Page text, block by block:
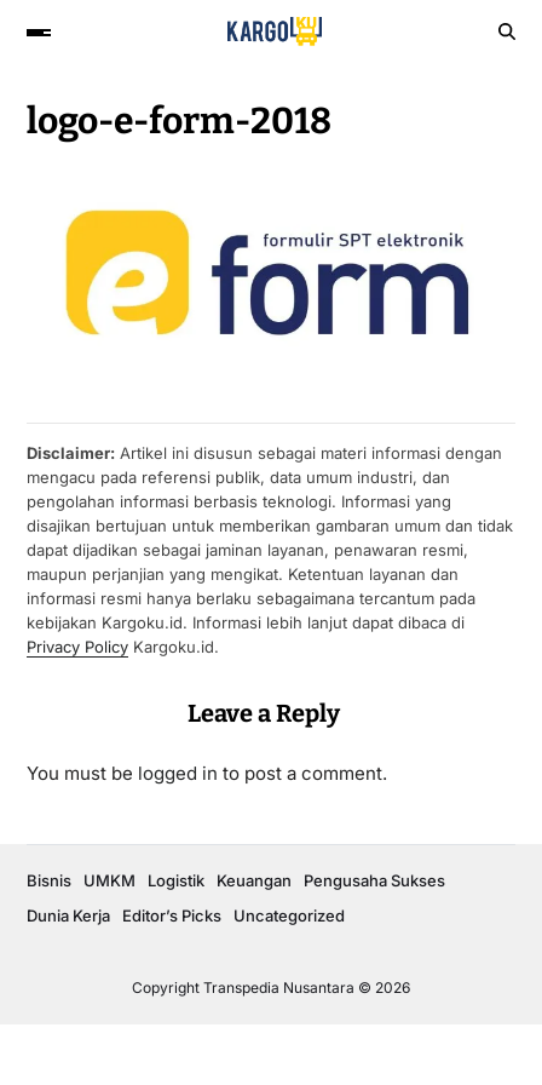
logo-e-form-2018
Disclaimer:Artikel ini disusun sebagai materi informasi dengan
mengacu pada referensi publik, data umum industri, dan
pengolahan informasi berbasis teknologi. Informasi yang
disajikan bertujuan untuk memberikan gambaran umum dan tidak
dapat dijadikan sebagai jaminan layanan, penawaran resmi,
maupun perjanjian yang mengikat. Ketentuan layanan dan
informasi resmi hanya berlaku sebagaimana tercantum pada
kebijakan Kargoku.id. Informasi lebih lanjut dapat dibaca di
Privacy PolicyKargoku.id.
Leave a Reply
You must be logged in to post a comment.
Copyright Transpedia Nusantara © 2026
Bisnis UMKM Logistik Keuangan
Pengusaha Sukses
Dunia Kerja
Editor’s Picks Uncategorized